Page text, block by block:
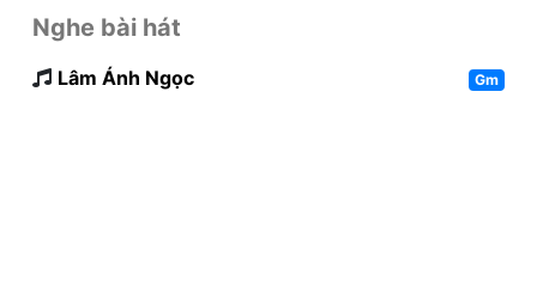
Nghe bài hát
Lâm Ánh Ngọc Gm